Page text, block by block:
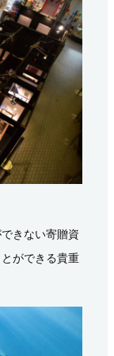
きない寄贈資
ができる貴重